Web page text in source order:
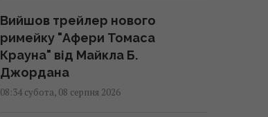
Вийшов трейлер нового
римейку "Афери Томаса
Крауна" від Майкла Б.
Джордана
08:34 субота, 08 серпня 2026